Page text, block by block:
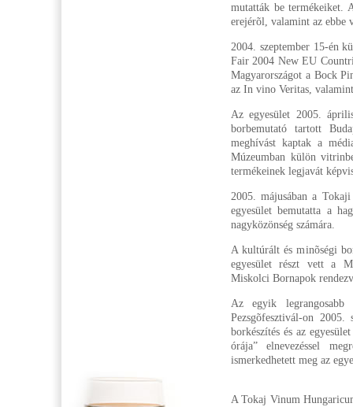
mutatták be termékeiket.
erejérõl, valamint az ebbe
2004. szeptember 15-én
Fair 2004 New EU
Magyarországot a Bock
az In vino Veritas,
Az egyesület 2005.
borbemutató tartott
meghívást kaptak a
Múzeumban külön
termékeinek legjavát
2005. májusában a
egyesület bemutatta a
nagyközönség számára.
A kultúrált és minõségi
egyesület részt vett a
Miskolci Bornapok
Az egyik legrangosabb
Pezsgõfesztivál-on
borkészítés és az
órája” elnevezéssel
ismerkedhetett meg az
A Tokaj Vinum